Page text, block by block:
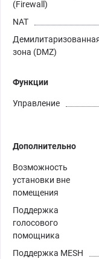
(Firewall)
NAT
зона (DMZ)
Функции
Управление
Дополнительно
Возможность
установки вне
помещения
Поддержка
голосового
помощника
Поддержка MESH